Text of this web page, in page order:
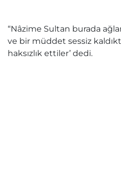
“Nâzime Sultan burada
ve bir müddet sessiz
haksızlık ettiler’ dedi.